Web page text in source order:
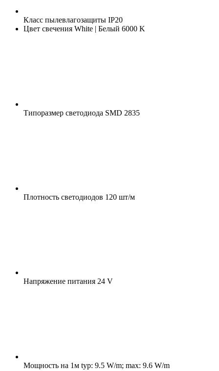
Класс пылевлагозащиты IP20
Цвет свечения White | Белый 6000 K
Типоразмер светодиода SMD 2835
Плотность светодиодов 120 шт/м
Напряжение питания 24 V
Мощность на 1м typ: 9.5 W/m; max: 9.6 W/m